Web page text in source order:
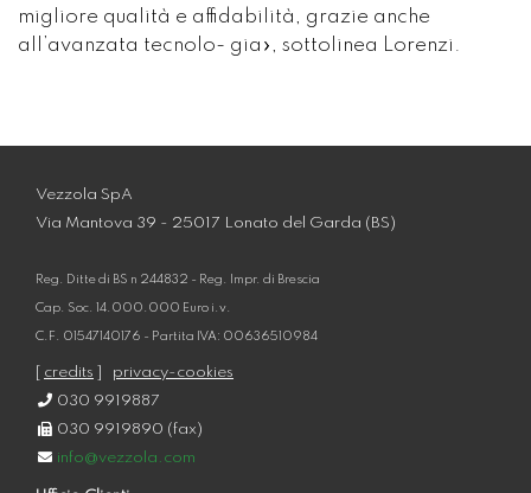
migliore qualità e affidabilità, grazie anche
all’avanzata tecnolo- gia», sottolinea Lorenzi.
Vezzola SpA
Via Mantova 39 - 25017 Lonato del Garda (BS)
Reg. Ditte di BS n 244832 - Reg. Impr. di Brescia
Cap. Soc. 14.000.000 Euro i.v.
C.F. 01547140176 - Partita IVA: 00636510984
credits
privacy-cookies
030 9919887
030 9919890 (fax)
info@vezzola.com